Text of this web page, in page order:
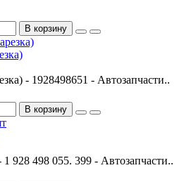
В корзину
- 1928498651 - Автозапчасти..
В корзину
928 498 055. 399 - Автозапчасти..